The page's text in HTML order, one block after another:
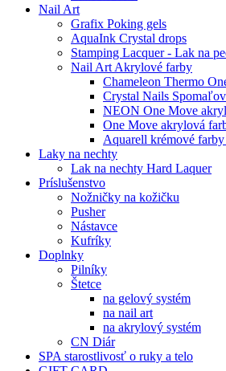
Nail Art
Grafix Poking gels
AquaInk Crystal drops
Stamping Lacquer - Lak na
Nail Art Akrylové farby
Chameleon Thermo
Crystal Nails
NEON One Move
One Move akrylová
Aquarell krémové
Laky na nechty
Lak na nechty Hard Laquer
Príslušenstvo
Nožničky na kožičku
Pusher
Nástavce
Kufríky
Doplnky
Pilníky
Štetce
na gelový systém
na nail art
na akrylový systém
CN Diár
SPA starostlivosť o ruky a telo